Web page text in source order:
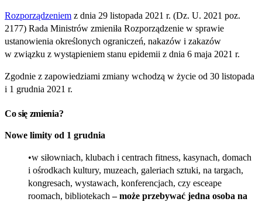
Rozporządzeniem z dnia 29 listopada 2021 r. (Dz. U. 2021 poz.
2177) Rada Ministrów zmieniła Rozporządzenie w sprawie
ustanowienia określonych ograniczeń, nakazów i zakazów
w związku z wystąpieniem stanu epidemii z dnia 6 maja 2021 r.
Zgodnie z zapowiedziami zmiany wchodzą w życie od 30 listopada
i 1 grudnia 2021 r.
Co się zmienia?
Nowe limity od 1 grudnia
w siłowniach, klubach i centrach fitness, kasynach, domach
i ośrodkach kultury, muzeach, galeriach sztuki, na targach,
kongresach, wystawach, konferencjach, czy esceape
roomach, bibliotekach–może przebywać jedna osoba na